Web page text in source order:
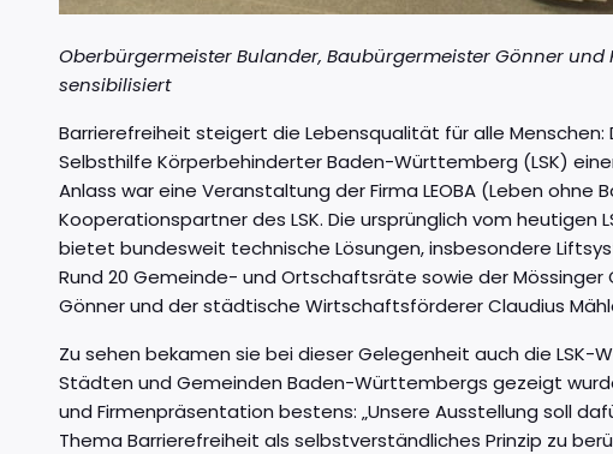
Oberbürgermeister Bulander, Baubürgermeister Gönner
sensibilisiert
Barrierefreiheit steigert die Lebensqualität für alle
Selbsthilfe Körperbehinderter Baden-Württemberg (LSK)
Anlass war eine Veranstaltung der Firma LEOBA (Leben ohne
Kooperationspartner des LSK. Die ursprünglich vom heutigen
bietet bundesweit technische Lösungen, insbesondere
Rund 20 Gemeinde- und Ortschaftsräte sowie der
Gönner und der städtische Wirtschaftsförderer Claudius
Zu sehen bekamen sie bei dieser Gelegenheit auch die LSK-
Städten und Gemeinden Baden-Württembergs gezeigt
und Firmenpräsentation bestens: „Unsere Ausstellung soll
Thema Barrierefreiheit als selbstverständliches Prinzip zu